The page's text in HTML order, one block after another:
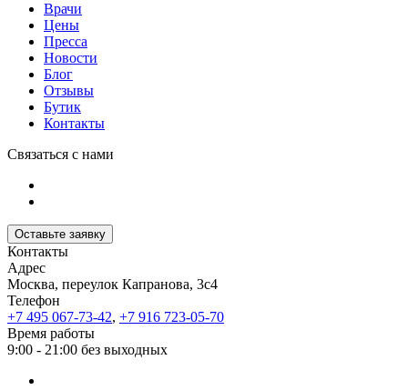
Врачи
Цены
Пресса
Новости
Блог
Отзывы
Бутик
Контакты
Связаться с нами
Оставьте заявку
Контакты
Адрес
Москва, переулок Капранова, 3с4
Телефон
+7 495 067-73-42, +7 916 723-05-70
Время работы
9:00 - 21:00 без выходных